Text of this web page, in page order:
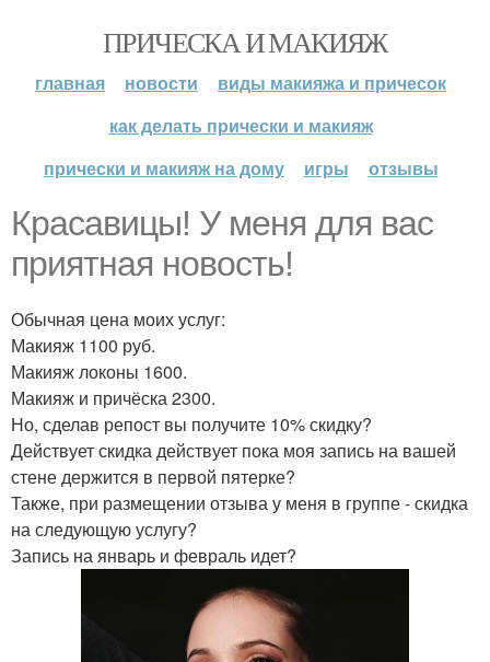
ПРИЧЕСКА И МАКИЯЖ
главная новости
виды макияжа и причесок
как делать прически и макияж
прически и макияж на дому
игры отзывы
Красавицы! У меня для вас
приятная новость!
Обычная цена моих услуг:
Макияж 1100 руб.
Макияж локоны 1600.
Макияж и причёска 2300.
Но, сделав репост вы получите 10% скидку?
Действует скидка действует пока моя запись на вашей
стене держится в первой пятерке?
Также, при размещении отзыва у меня в группе - скидка
на следующую услугу?
Запись на январь и февраль идет?